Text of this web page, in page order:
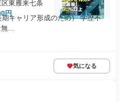
東雁来七条
円
キャリア形成のため） 学歴不
...
気になる